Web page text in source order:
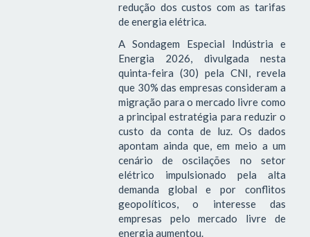
redução dos custos com as tarifas
de energia elétrica.
A Sondagem Especial Indústria e
Energia 2026, divulgada nesta
quinta-feira (30) pela CNI, revela
que 30% das empresas consideram a
migração para o mercado livre como
a principal estratégia para reduzir o
custo da conta de luz. Os dados
apontam ainda que, em meio a um
cenário de oscilações no setor
elétrico impulsionado pela alta
demanda global e por conflitos
geopolíticos, o interesse das
empresas pelo mercado livre de
energia aumentou.